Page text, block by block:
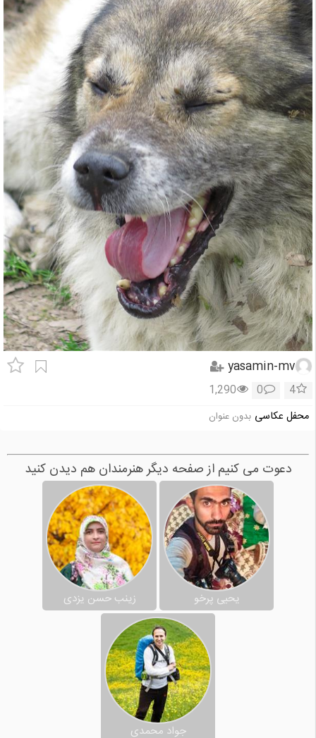
yasamin-mv
4
0
1,290
محفل عکاسی بدون عنوان
دعوت می کنیم از صفحه دیگر هنرمندان هم دیدن کنید
یحیی پرخو زینب حسن یزدی
جواد محمدی